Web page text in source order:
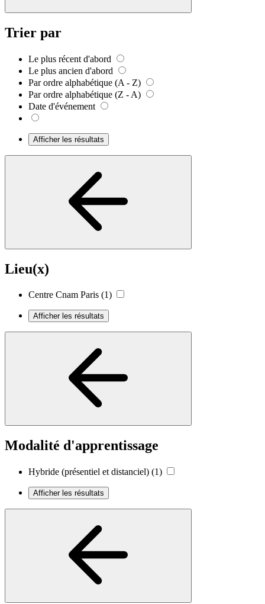
Trier par
Le plus récent d'abord
Le plus ancien d'abord
Par ordre alphabétique (A - Z)
Par ordre alphabétique (Z - A)
Date d'événement
Afficher les résultats
Lieu(x)
Centre Cnam Paris (1)
Afficher les résultats
Modalité d'apprentissage
Hybride (présentiel et distanciel) (1)
Afficher les résultats